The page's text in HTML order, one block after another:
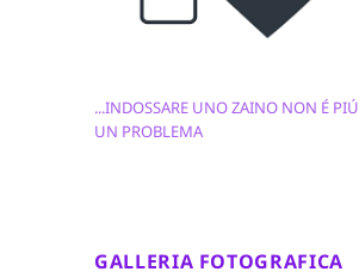
...INDOSSARE UNO ZAINO NON É PIÚ
UN PROBLEMA
GALLERIA FOTOGRAFICA